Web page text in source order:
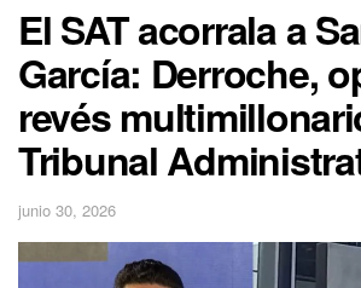
El SAT acorrala a
García: Derroche,
revés
Tribunal
junio 30, 2026